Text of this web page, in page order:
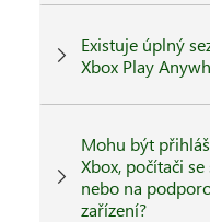
Existuje úplný
Xbox Play
Mohu být
Xbox, počítači
nebo na
zařízení?